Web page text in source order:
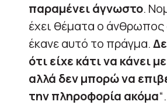
παραμένει άγνωστο.
έχει θέματα ο
έκανε αυτό το πράγμα.
ότι είχε κάτι να κάνει
αλλά δεν μπορώ να
την πληροφορία ακόμα“.